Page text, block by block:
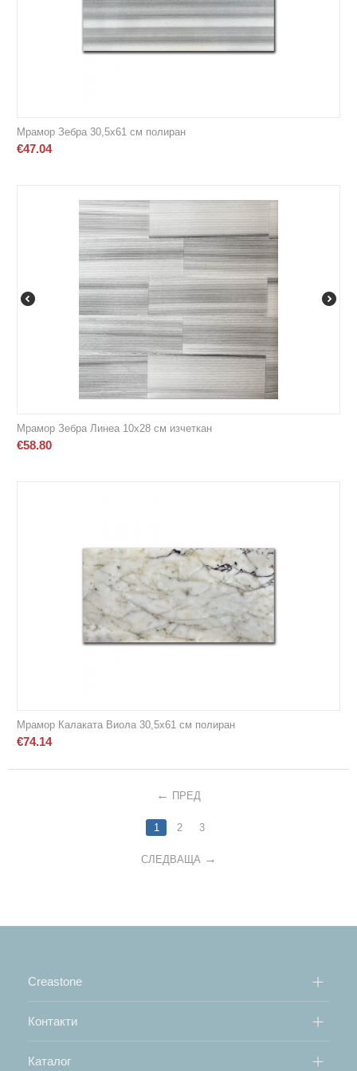
Мрамор Зебра 30,5х61 см полиран
€47.04
Мрамор Зебра Линеа 10х28 см изчеткан
€58.80
Мрамор Калаката Виола 30,5х61 см полиран
€74.14
ПРЕД
1 2 3
СЛЕДВАЩА
Creastone
Контакти
Каталог